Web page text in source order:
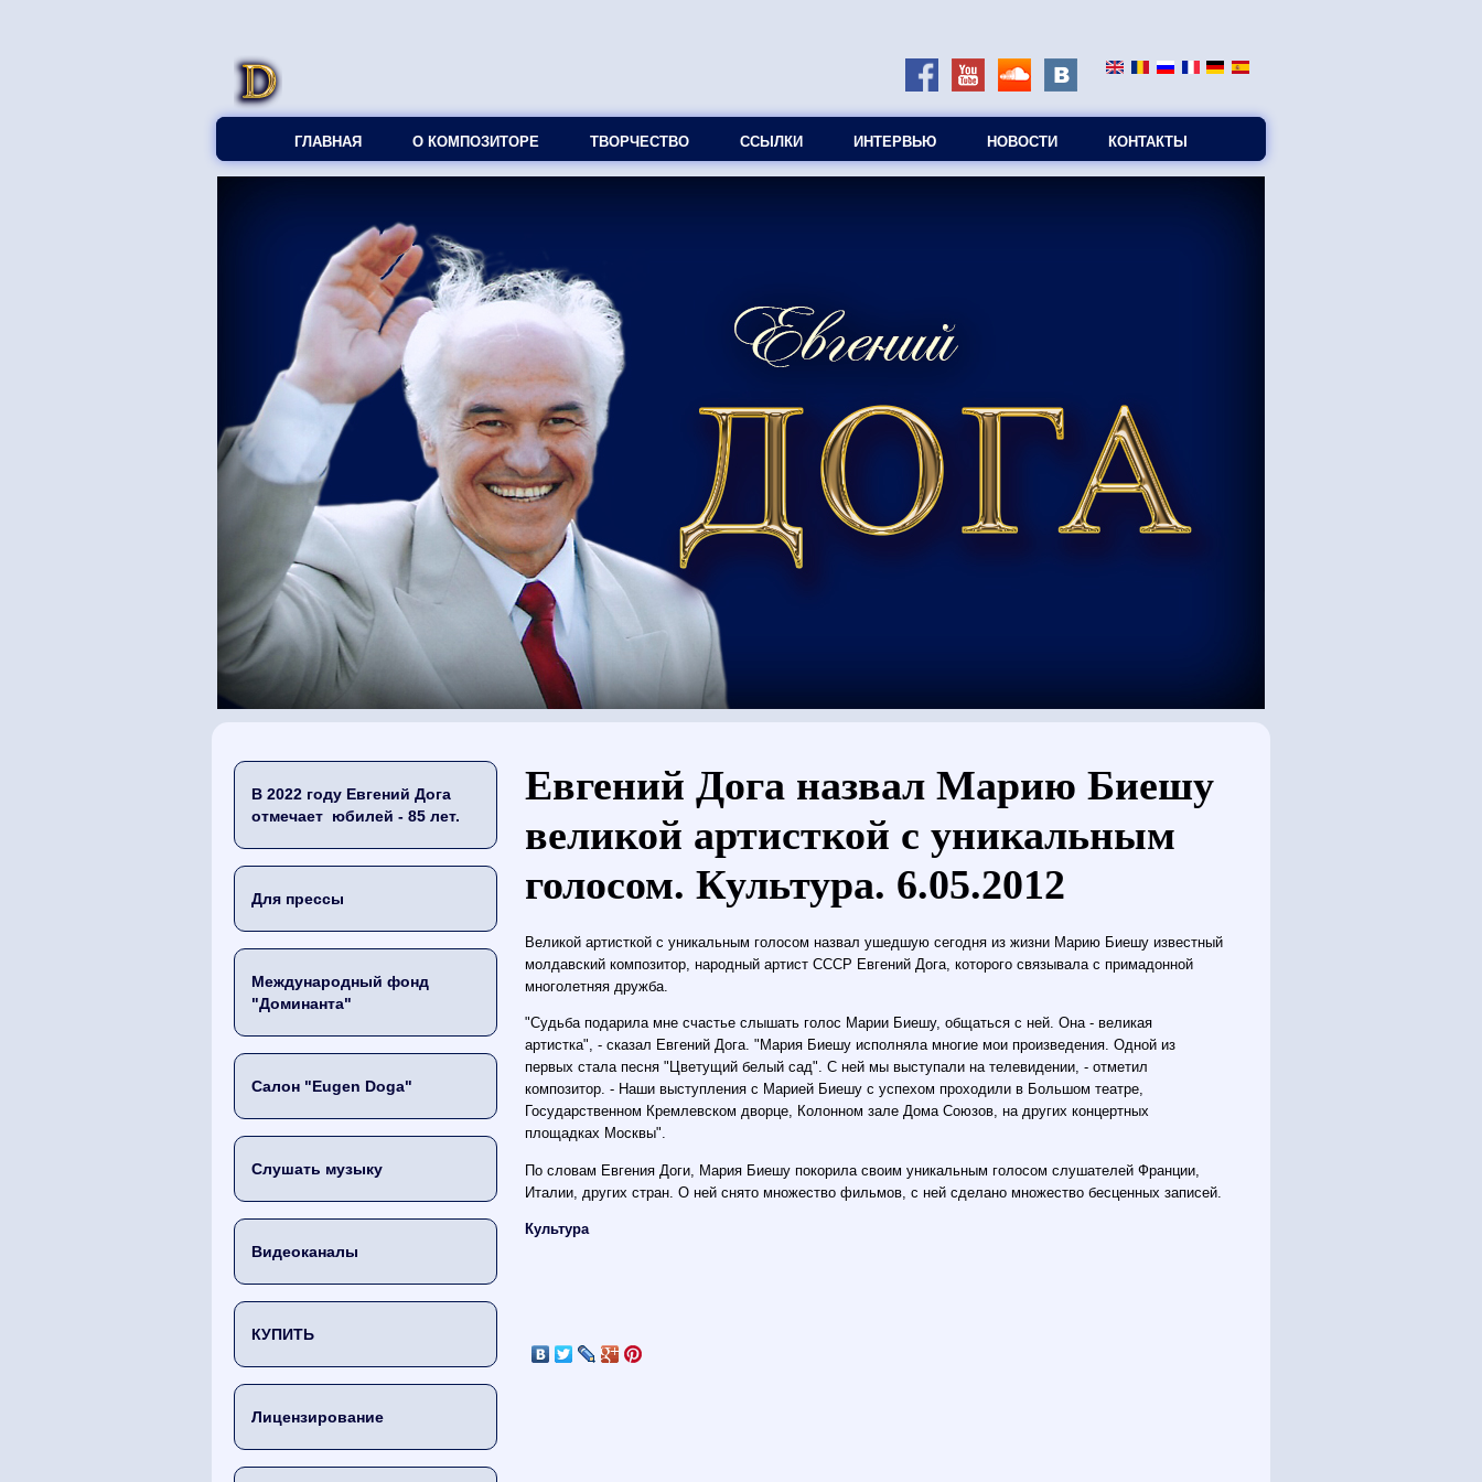
ГЛАВНАЯ О КОМПОЗИТОРЕ ТВОРЧЕСТВО ССЫЛКИ ИНТЕРВЬЮ НОВОСТИ КОНТАКТЫ
В 2022 году Евгений Дога
отмечает юбилей - 85 лет.
Для прессы
Международный фонд
"Доминанта"
Салон "Eugen Doga"
Слушать музыку
Видеоканалы
КУПИТЬ
Лицензирование
Вы здесь
Евгений Дога назвал Марию Биешу
великой артисткой с уникальным
голосом. Культура. 6.05.2012
Великой артисткой с уникальным голосом назвал ушедшую сегодня из жизни Марию Биешу известный
молдавский композитор, народный артист СССР Евгений Дога, которого связывала с примадонной
многолетняя дружба.
"Судьба подарила мне счастье слышать голос Марии Биешу, общаться с ней. Она - великая
артистка", - сказал Евгений Дога. "Мария Биешу исполняла многие мои произведения. Одной из
первых стала песня "Цветущий белый сад". С ней мы выступали на телевидении, - отметил
композитор. - Наши выступления с Марией Биешу с успехом проходили в Большом театре,
Государственном Кремлевском дворце, Колонном зале Дома Союзов, на других концертных
площадках Москвы".
По словам Евгения Доги, Мария Биешу покорила своим уникальным голосом слушателей Франции,
Италии, других стран. О ней снято множество фильмов, с ней сделано множество бесценных записей.
Культура